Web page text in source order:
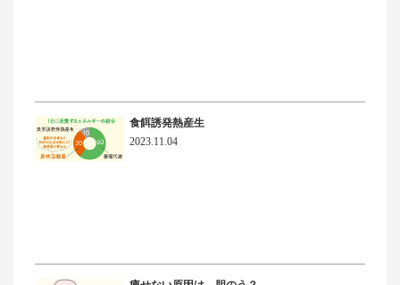
食餌誘発熱産生
2023.11.04